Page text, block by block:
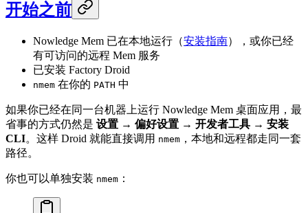
开始之前
Nowledge Mem 已在本地运行（安装指南），或你已经
有可访问的远程 Mem 服务
已安装 Factory Droid
nmem 在你的 PATH 中
如果你已经在同一台机器上运行 Nowledge Mem 桌面应用，最
省事的方式仍然是 设置 → 偏好设置 → 开发者工具 → 安装
CLI。这样 Droid 就能直接调用 nmem ，本地和远程都走同一套
路径。
你也可以单独安装 nmem ：